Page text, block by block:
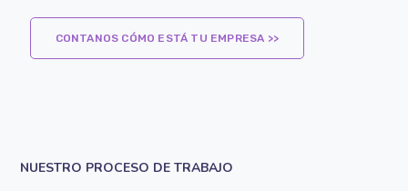
CONTANOS CÓMO ESTÁ TU EMPRESA >>
NUESTRO PROCESO DE TRABAJO